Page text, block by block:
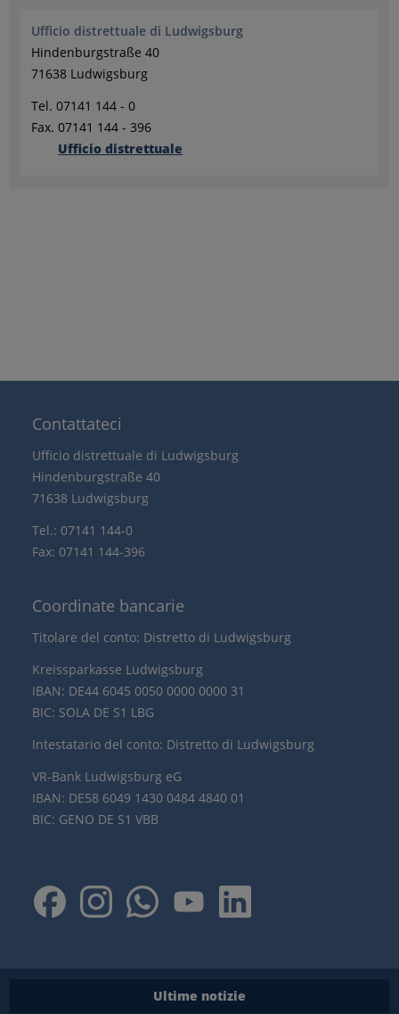
Ufficio distrettuale di Ludwigsburg
Hindenburgstraße 40
71638 Ludwigsburg
Tel. 07141 144 - 0
Fax. 07141 144 - 396
Ufficio distrettuale
Contattateci
Ufficio distrettuale di Ludwigsburg
Hindenburgstraße 40
71638 Ludwigsburg
Tel.: 07141 144-0
Fax: 07141 144-396
Coordinate bancarie
Titolare del conto: Distretto di Ludwigsburg
Kreissparkasse Ludwigsburg
IBAN: DE44 6045 0050 0000 0000 31
BIC: SOLA DE S1 LBG
Intestatario del conto: Distretto di Ludwigsburg
VR-Bank Ludwigsburg eG
IBAN: DE58 6049 1430 0484 4840 01
BIC: GENO DE S1 VBB
Ultime notizie